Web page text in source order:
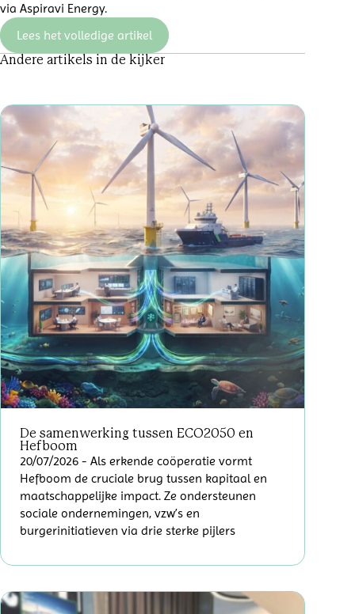
via Aspiravi Energy.
Lees het volledige artikel
Andere artikels in de kijker
De samenwerking tussen ECO2050 en
Hefboom
20/07/2026 - Als erkende coöperatie vormt
Hefboom de cruciale brug tussen kapitaal en
maatschappelijke impact. Ze ondersteunen
sociale ondernemingen, vzw’s en
burgerinitiatieven via drie sterke pijlers